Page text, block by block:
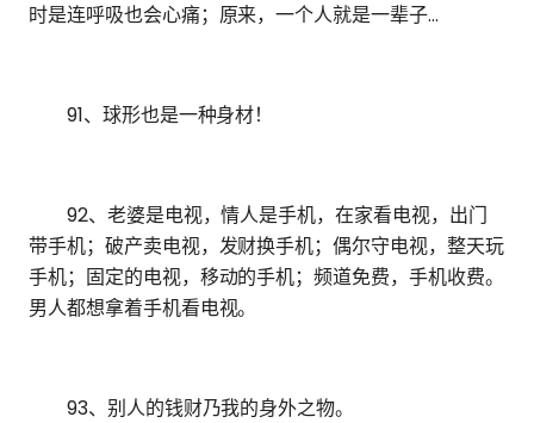
时是连呼吸也会心痛；原来，一个人就是一辈子…
91、球形也是一种身材！
92、老婆是电视，情人是手机，在家看电视，出门
带手机；破产卖电视，发财换手机；偶尔守电视，整天玩
手机；固定的电视，移动的手机；频道免费，手机收费。
男人都想拿着手机看电视。
93、别人的钱财乃我的身外之物。